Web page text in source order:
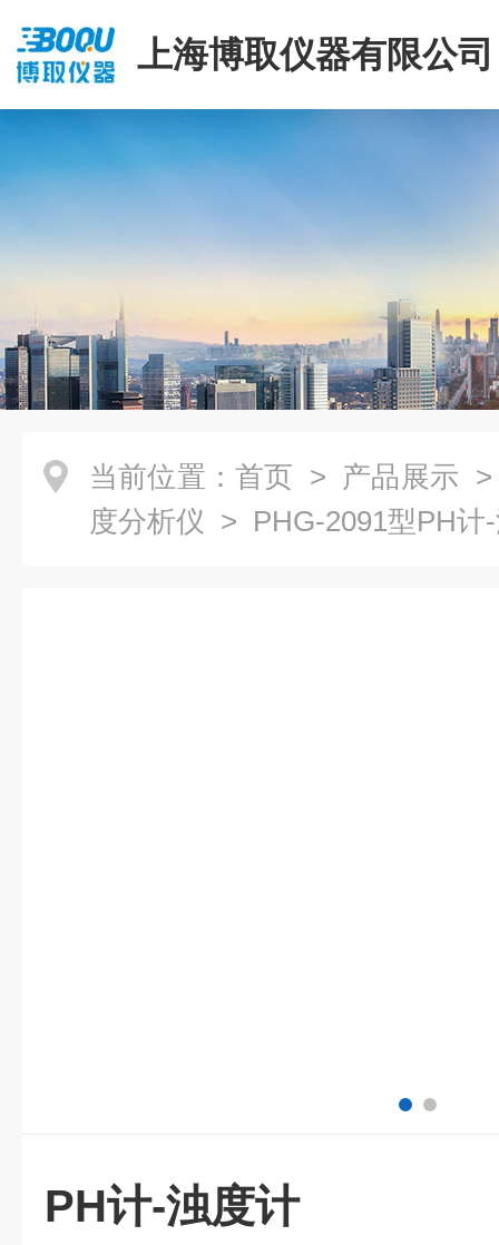
上海博取仪器有限公司
当前位置： 首页 > 产品展示
度分析仪 > PHG-2091型PH计
PH计-浊度计